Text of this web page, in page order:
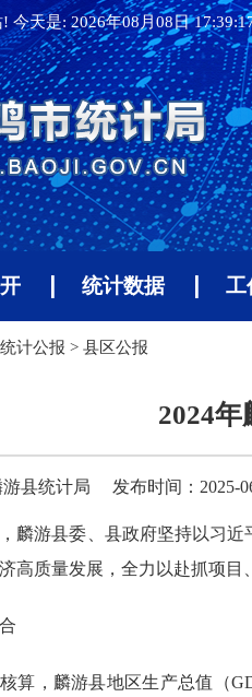
! 今天是:2026年08月08日
统计数据 工
统计公报 > 县区公报
2024
县统计局 发布时间：2025-
麟游县委、县政府坚持以习
高质量发展，全力以赴抓项
算，麟游县地区生产总值（